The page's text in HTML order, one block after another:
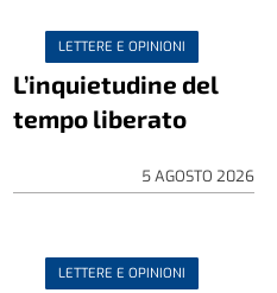
LETTERE E OPINIONI
L’inquietudine del
tempo liberato
5 AGOSTO 2026
LETTERE E OPINIONI